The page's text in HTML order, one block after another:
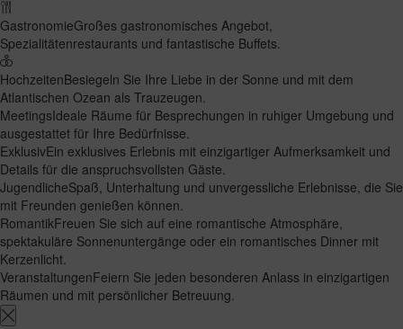
GastronomieGroßes gastronomisches Angebot,
Spezialitätenrestaurants und fantastische Buffets.
HochzeitenBesiegeln Sie Ihre Liebe in der Sonne und mit dem
Atlantischen Ozean als Trauzeugen.
MeetingsIdeale Räume für Besprechungen in ruhiger Umgebung und
ausgestattet für Ihre Bedürfnisse.
ExklusivEin exklusives Erlebnis mit einzigartiger Aufmerksamkeit und
Details für die anspruchsvollsten Gäste.
JugendlicheSpaß, Unterhaltung und unvergessliche Erlebnisse, die Sie
mit Freunden genießen können.
RomantikFreuen Sie sich auf eine romantische Atmosphäre,
spektakuläre Sonnenuntergänge oder ein romantisches Dinner mit
Kerzenlicht.
VeranstaltungenFeiern Sie jeden besonderen Anlass in einzigartigen
Räumen und mit persönlicher Betreuung.